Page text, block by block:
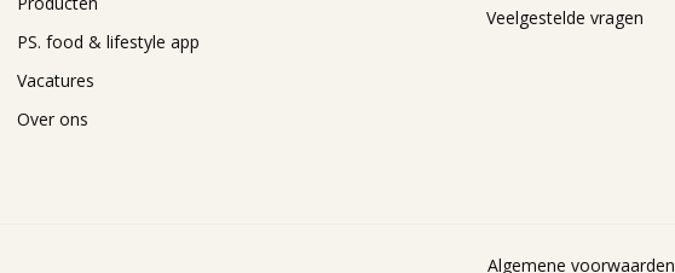
PS. food & lifestyle app
Vacatures
Over ons
Veelgestelde vragen
Algemene voorwaarden